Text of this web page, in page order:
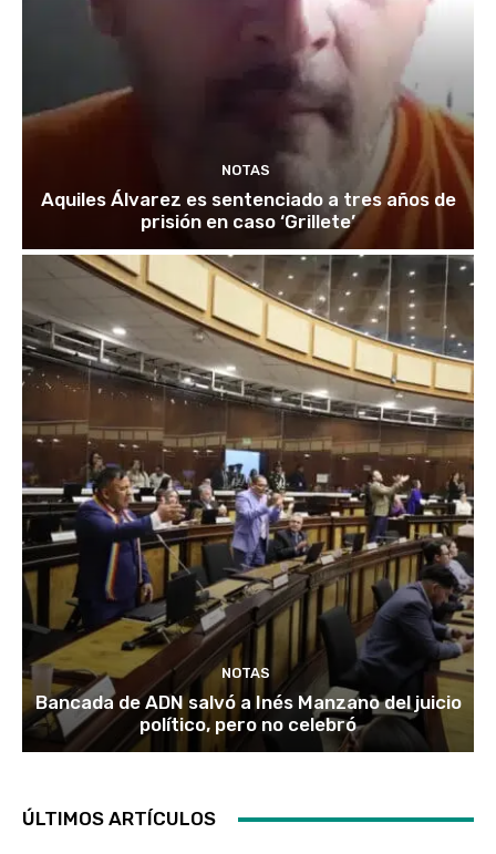
NOTAS
Aquiles Álvarez es sentenciado a tres años de
prisión en caso ‘Grillete’
NOTAS
Bancada de ADN salvó a Inés Manzano del juicio
político, pero no celebró
ÚLTIMOS ARTÍCULOS